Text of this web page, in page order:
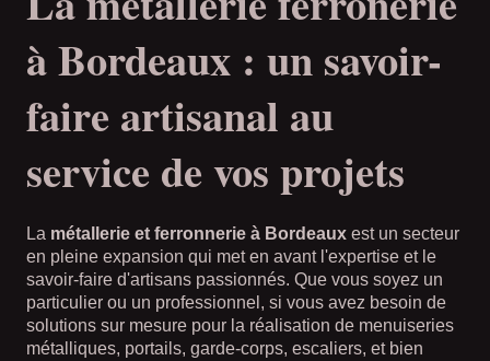
à Bordeaux : un savoir-
faire artisanal au
service de vos projets
La métallerie et ferronnerie à Bordeaux est un secteur
en pleine expansion qui met en avant l'expertise et le
savoir-faire d'artisans passionnés. Que vous soyez un
particulier ou un professionnel, si vous avez besoin de
solutions sur mesure pour la réalisation de menuiseries
métalliques, portails, garde-corps, escaliers, et bien